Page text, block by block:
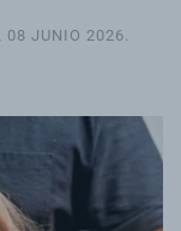
08 JUNIO 2026